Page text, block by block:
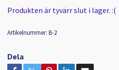
Produkten är tyvärr slut i lager. :(
Artikelnummer: B-2
Dela